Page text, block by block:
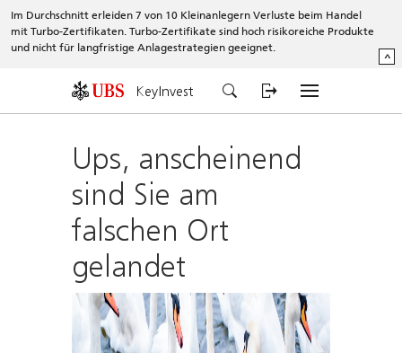
Im Durchschnitt erleiden 7 von 10 Kleinanlegern Verluste beim Handel
mit Turbo-Zertifikaten. Turbo-Zertifikate sind hoch risikoreiche Produkte
und nicht für langfristige Anlagestrategien geeignet.
^
KeyInvest
Ups, anscheinend
sind Sie am
falschen Ort
gelandet